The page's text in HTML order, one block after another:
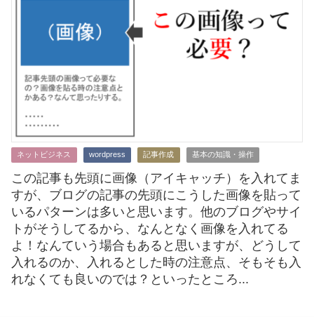
ネットビジネス wordpress 記事作成 基本の知識・操作
この記事も先頭に画像（アイキャッチ）を入れてま
すが、ブログの記事の先頭にこうした画像を貼って
いるパターンは多いと思います。他のブログやサイ
トがそうしてるから、なんとなく画像を入れてる
よ！なんていう場合もあると思いますが、どうして
入れるのか、入れるとした時の注意点、そもそも入
れなくても良いのでは？といったところ...